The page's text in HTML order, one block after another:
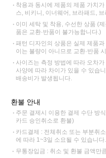
착용과 동시에 제품의 제품 가치
스, 비키니, 이너웨어, 브라패드,
이미 세탁 및 착용, 수선한 상품 (
품은 교환·반품이 불가능합니다.)
패턴 디자인의 상품은 실제 제품
이는 불량이 아니므로 교환·반품
사이즈는 측정 방법에 따라 오차
사양에 따라 차이가 있을 수 있습
배송비가 발생됩니다.
환불 안내
주문 결제시 이용한 결제 수단 방
카드 승인취소로 환불)
카드결제 : 전체취소 또는 부분취
에 따라 1~3일 소요될 수 있습니다.
무통장입금 : 취소 및 환불 금액만